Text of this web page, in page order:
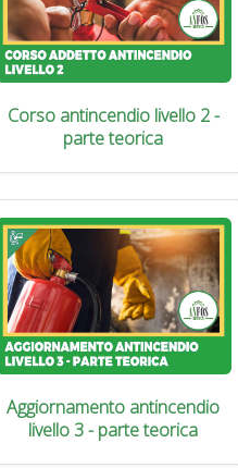
Corso antincendio livello 2 -
parte teorica
Aggiornamento antincendio
livello 3 - parte teorica